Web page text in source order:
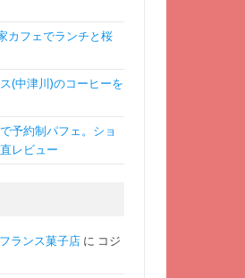
カフェでランチと桜
(中津川)のコーヒーを
予約制パフェ。ショ
レビュー
ランス菓子店に コジ